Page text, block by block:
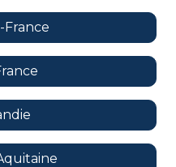
France